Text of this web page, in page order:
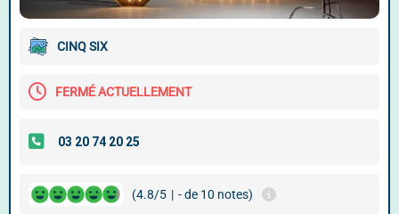
CINQ SIX
FERMÉ ACTUELLEMENT
(4.8/5 | - de 10 notes)